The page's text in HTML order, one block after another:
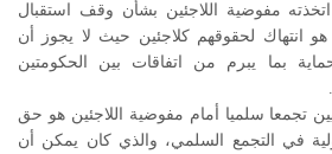
اتخذته مفوضية اللاجئين بشأن وقف استقبال
هو انتهاك لحقوقهم كلاجئين حيث لا يجوز أن
بما يبرم من اتفاقات بين الحكومتين
تجمعا سلميا أمام مفوضية اللاجئين هو حق
في التجمع السلمي، والذي كان يمكن أن